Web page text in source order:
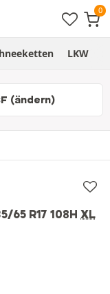
LKW
(ändern)
65 R17 108H XL